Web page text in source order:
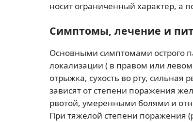
носит ограниченный характер, а
Симптомы, лечение и
Основными симптомами острого
локализации ( в правом или
отрыжка, сухость во рту,
зависят от степени поражения
рвотой, умеренными болями и
При тяжелой степени поражения